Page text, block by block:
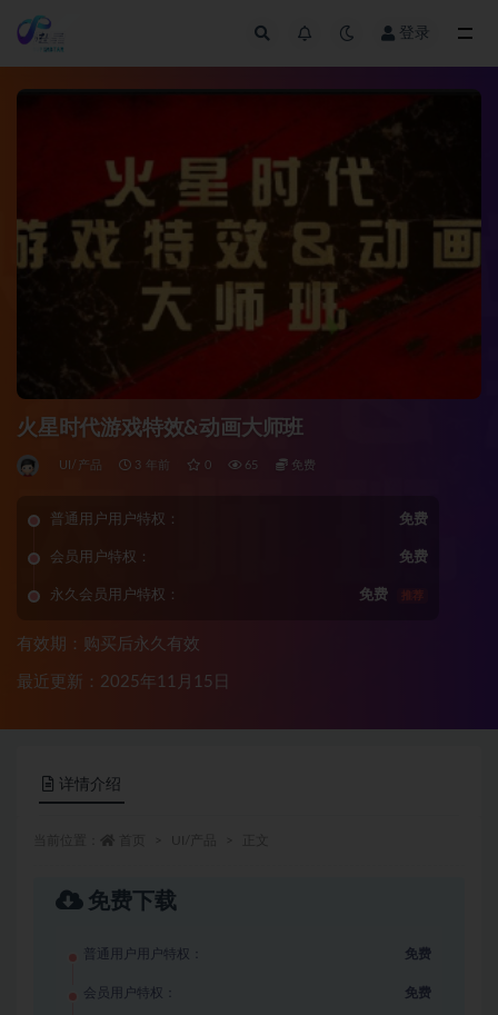
登录
火星时代游戏特效&动画大师班
UI/产品 3 年前 0 65 免费
普通用户用户特权： 免费
会员用户特权： 免费
永久会员用户特权： 免费 推荐
有效期：购买后永久有效
最近更新：2025年11月15日
详情介绍
免费下载
普通用户用户特权： 免费
会员用户特权： 免费